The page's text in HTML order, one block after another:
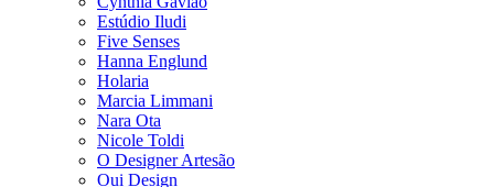
Estúdio Iludi
Five Senses
Hanna Englund
Holaria
Marcia Limmani
Nara Ota
Nicole Toldi
O Designer Artesão
Oui Design